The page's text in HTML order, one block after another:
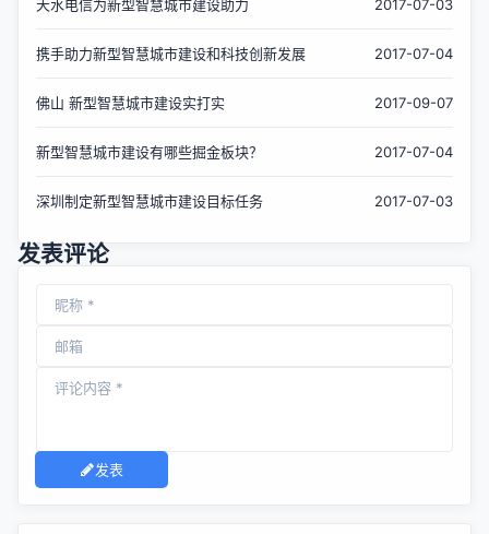
天水电信为新型智慧城市建设助力 2017-07-03
携手助力新型智慧城市建设和科技创新发展 2017-07-04
佛山 新型智慧城市建设实打实 2017-09-07
新型智慧城市建设有哪些掘金板块？ 2017-07-04
深圳制定新型智慧城市建设目标任务 2017-07-03
发表评论
发表